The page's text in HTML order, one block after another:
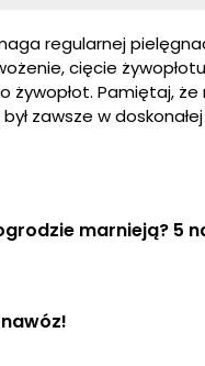
regularnej
cięcie
Pamiętaj,
zawsze w
marnieją? 5